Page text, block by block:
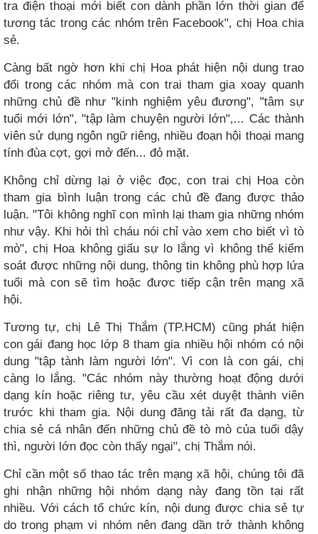
tra điện thoại mới biết con dành phần lớn thời gian để
tương tác trong các nhóm trên Facebook", chị Hoa chia
sẻ.
Càng bất ngờ hơn khi chị Hoa phát hiện nội dung trao
đổi trong các nhóm mà con trai tham gia xoay quanh
những chủ đề như "kinh nghiệm yêu đương", "tâm sự
tuổi mới lớn", "tập làm chuyện người lớn",... Các thành
viên sử dụng ngôn ngữ riêng, nhiều đoạn hội thoại mang
tính đùa cợt, gợi mở đến... đỏ mặt.
Không chỉ dừng lại ở việc đọc, con trai chị Hoa còn
tham gia bình luận trong các chủ đề đang được thảo
luận. "Tôi không nghĩ con mình lại tham gia những nhóm
như vậy. Khi hỏi thì cháu nói chỉ vào xem cho biết vì tò
mò", chị Hoa không giấu sự lo lắng vì không thể kiểm
soát được những nội dung, thông tin không phù hợp lứa
tuổi mà con sẽ tìm hoặc được tiếp cận trên mạng xã
hội.
Tương tự, chị Lê Thị Thắm (TP.HCM) cũng phát hiện
con gái đang học lớp 8 tham gia nhiều hội nhóm có nội
dung "tập tành làm người lớn". Vì con là con gái, chị
càng lo lắng. "Các nhóm này thường hoạt động dưới
dạng kín hoặc riêng tư, yêu cầu xét duyệt thành viên
trước khi tham gia. Nội dung đăng tải rất đa dạng, từ
chia sẻ cá nhân đến những chủ đề tò mò của tuổi dậy
thì, người lớn đọc còn thấy ngại", chị Thắm nói.
Chỉ cần một số thao tác trên mạng xã hội, chúng tôi đã
ghi nhận những hội nhóm dạng này đang tồn tại rất
nhiều. Với cách tổ chức kín, nội dung được chia sẻ tự
do trong phạm vi nhóm nên đang dần trở thành không